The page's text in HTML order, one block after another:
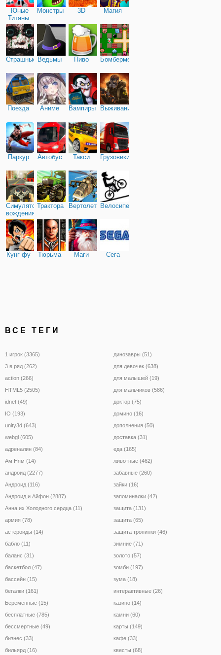
Юные
Титаны
Монстры 3D Магия
Страшные Ведьмы Пиво Бомбермен
Поезда Аниме Вампиры Выживание
Паркур Автобус Такси Грузовики
Симулятор
вождения
Трактора ВертолетыВелосипед
Кунг фу Тюрьма Маги Сега
ВСЕ ТЕГИ
1 игрок (3365)
3 в ряд (262)
action (266)
HTML5 (2505)
idnet (49)
IO (193)
unity3d (643)
webgl (605)
адреналин (84)
Ам Ням (14)
андроид (2277)
Андроид (116)
Андроид и Айфон (2887)
Анна их Холодного сердца (11)
армия (78)
астероиды (14)
бабло (11)
баланс (31)
баскетбол (47)
бассейн (15)
бегалки (161)
Беременные (15)
бесплатные (785)
бессмертные (49)
бизнес (33)
бильярд (16)
динозавры (51)
для девочек (638)
для малышей (19)
для мальчиков (586)
доктор (75)
домино (16)
дополнения (50)
доставка (31)
еда (165)
животные (462)
забавные (260)
зайки (16)
запоминалки (42)
защита (131)
защита (65)
защита тропинки (46)
зимние (71)
золото (57)
зомби (197)
зума (18)
интерактивные (26)
казино (14)
камни (60)
карты (149)
кафе (33)
квесты (68)